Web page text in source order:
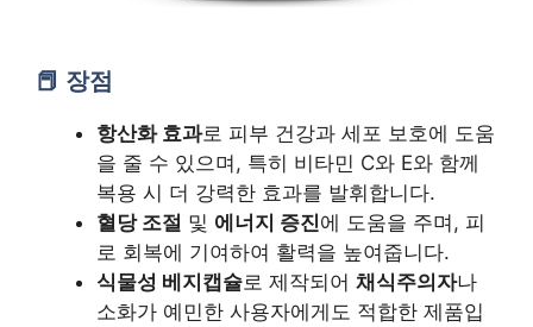
장점
항산화 효과로 피부 건강과 세포 보호에 도움
을 줄 수 있으며, 특히 비타민 C와 E와 함께
복용 시 더 강력한 효과를 발휘합니다.
혈당 조절 및 에너지 증진에 도움을 주며, 피
로 회복에 기여하여 활력을 높여줍니다.
식물성 베지캡슐로 제작되어 채식주의자나
소화가 예민한 사용자에게도 적합한 제품입